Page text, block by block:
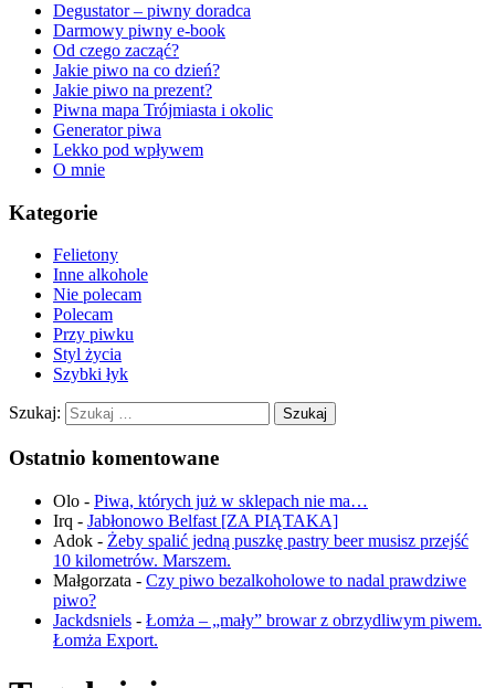
Degustator – piwny doradca
Darmowy piwny e-book
Od czego zacząć?
Jakie piwo na co dzień?
Jakie piwo na prezent?
Piwna mapa Trójmiasta i okolic
Generator piwa
Lekko pod wpływem
O mnie
Kategorie
Felietony
Inne alkohole
Nie polecam
Polecam
Przy piwku
Styl życia
Szybki łyk
Szukaj:
Ostatnio komentowane
Olo - Piwa, których już w sklepach nie ma…
Irq - Jabłonowo Belfast [ZA PIĄTAKA]
Adok - Żeby spalić jedną puszkę pastry beer musisz przejść
10 kilometrów. Marszem.
Małgorzata - Czy piwo bezalkoholowe to nadal prawdziwe
piwo?
Jackdsniels - Łomża – „mały” browar z obrzydliwym piwem.
Łomża Export.